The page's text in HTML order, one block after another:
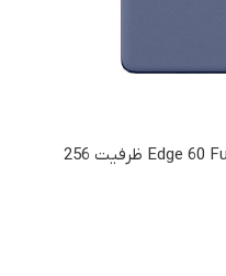
گوشی موبایل موتورولا مدل Edge 60 Fusion 5G ظرفیت 256